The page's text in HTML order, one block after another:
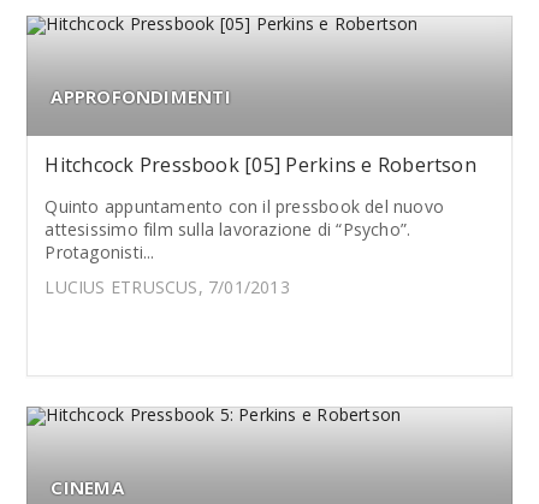
APPROFONDIMENTI
Hitchcock Pressbook [05] Perkins e Robertson
Quinto appuntamento con il pressbook del nuovo
attesissimo film sulla lavorazione di “Psycho”.
Protagonisti...
LUCIUS ETRUSCUS, 7/01/2013
CINEMA